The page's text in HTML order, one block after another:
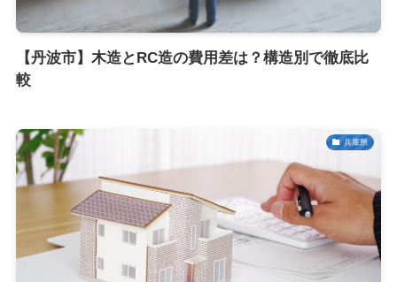
【丹波市】木造とRC造の費用差は？構造別で徹底比
較
兵庫県